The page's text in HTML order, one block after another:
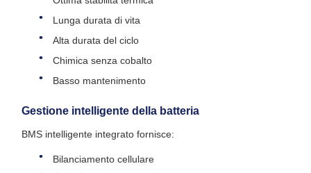
Lunga durata di vita
Alta durata del ciclo
Chimica senza cobalto
Basso mantenimento
Gestione intelligente della batteria
BMS intelligente integrato fornisce:
Bilanciamento cellulare